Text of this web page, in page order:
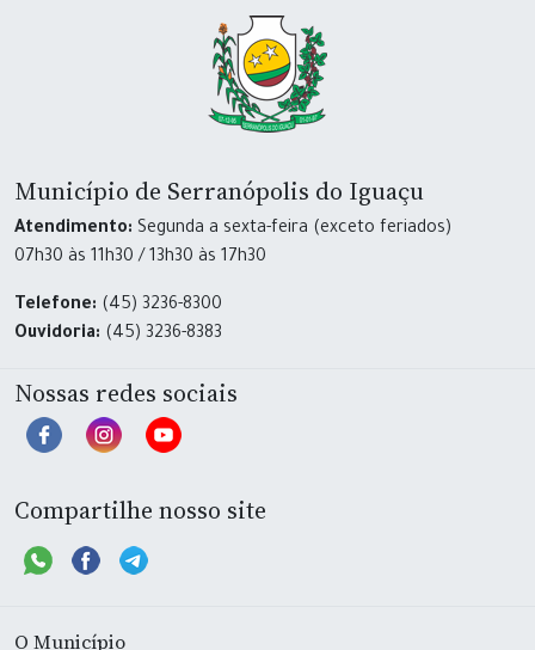
Município de Serranópolis do Iguaçu
Atendimento: Segunda a sexta-feira (exceto feriados)
07h30 às 11h30 / 13h30 às 17h30
Telefone: (45) 3236-8300
Ouvidoria: (45) 3236-8383
Nossas redes sociais
Compartilhe nosso site
O Município